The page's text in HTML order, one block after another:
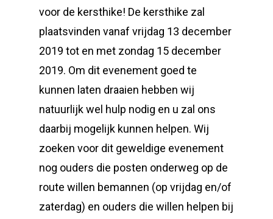
voor de kersthike! De kersthike zal
plaatsvinden vanaf vrijdag 13 december
2019 tot en met zondag 15 december
2019. Om dit evenement goed te
kunnen laten draaien hebben wij
natuurlijk wel hulp nodig en u zal ons
daarbij mogelijk kunnen helpen. Wij
zoeken voor dit geweldige evenement
nog ouders die posten onderweg op de
route willen bemannen (op vrijdag en/of
zaterdag) en ouders die willen helpen bij